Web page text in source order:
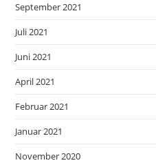
September 2021
Juli 2021
Juni 2021
April 2021
Februar 2021
Januar 2021
November 2020